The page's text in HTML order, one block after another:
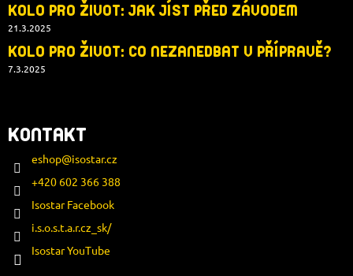
KOLO PRO ŽIVOT: JAK JÍST PŘED ZÁVODEM
21.3.2025
KOLO PRO ŽIVOT: CO NEZANEDBAT V PŘÍPRAVĚ?
7.3.2025
KONTAKT
eshop@isostar.cz
+420 602 366 388
Isostar Facebook
i.s.o.s.t.a.r.cz_sk/
Isostar YouTube